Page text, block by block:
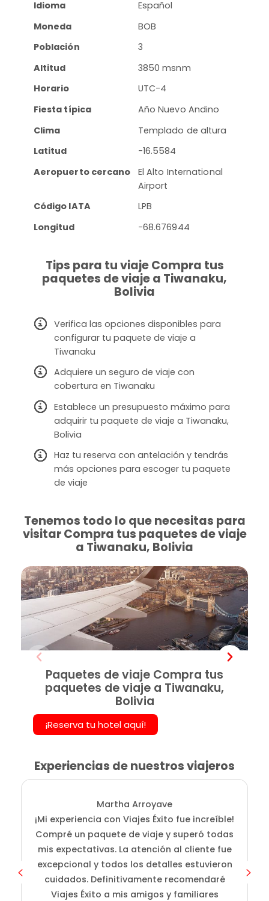
Idioma
Español
Moneda
BOB
Población
3
Altitud
3850 msnm
Horario
UTC-4
Fiesta típica
Año Nuevo Andino
Clima
Templado de altura
Latitud
-16.5584
Aeropuerto cercano
El Alto International
Airport
Código IATA
LPB
Longitud
-68.676944
Tips para tu viaje Compra tus
paquetes de viaje a Tiwanaku,
Bolivia
Verifica las opciones disponibles para
configurar tu paquete de viaje a
Tiwanaku
Adquiere un seguro de viaje con
cobertura en Tiwanaku
Establece un presupuesto máximo para
adquirir tu paquete de viaje a Tiwanaku,
Bolivia
Haz tu reserva con antelación y tendrás
más opciones para escoger tu paquete
de viaje
Tenemos todo lo que necesitas para
visitar Compra tus paquetes de viaje
a Tiwanaku, Bolivia
Paquetes de viaje Compra tus
paquetes de viaje a Tiwanaku,
Bolivia
¡Reserva tu hotel aquí!
Experiencias de nuestros viajeros
Martha Arroyave
¡Mi experiencia con Viajes Éxito fue increíble!
Compré un paquete de viaje y superó todas
mis expectativas. La atención al cliente fue
excepcional y todos los detalles estuvieron
cuidados. Definitivamente recomendaré
Viajes Éxito a mis amigos y familiares